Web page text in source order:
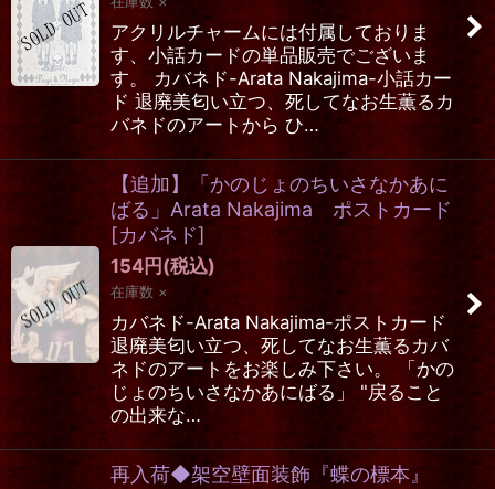
アクリルチャームには付属しておりま
す、小話カードの単品販売でございま
す。 カバネド-Arata Nakajima-小話カー
ド 退廃美匂い立つ、死してなお生薫るカ
バネドのアートから ひ…
【追加】「かのじょのちいさなかあに
ばる」Arata Nakajima ポストカード
[カバネド]
154円 (税込)
在庫数 ×
カバネド-Arata Nakajima-ポストカード
退廃美匂い立つ、死してなお生薫るカバ
ネドのアートをお楽しみ下さい。 「かの
じょのちいさなかあにばる」 "戻ること
の出来な…
再入荷◆架空壁面装飾『蝶の標本』